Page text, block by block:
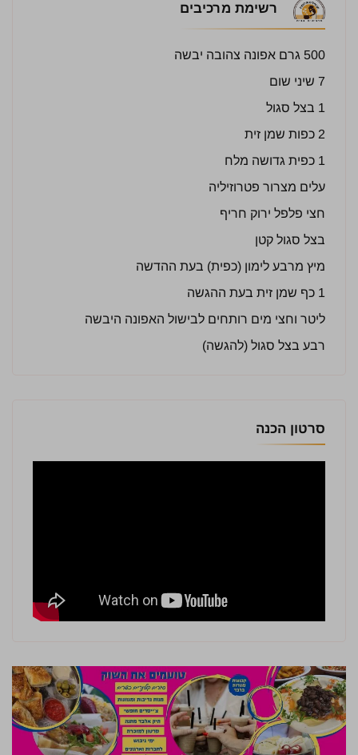
רשימת מרכיבים
500 גרם אפונה צהובה יבשה
7 שיני שום
1 בצל סגול
2 כפות שמן זית
1 כפית גדושה מלח
עלים מצרור פטרוזיליה
חצי פלפל ירוק חריף
בצל סגול קטן
מיץ מרבע לימון (כפית) בעת ההדשה
1 כף שמן זית בעת ההגשה
ליטר וחצי מים רותחים לבישול האפונה היבשה
רבע בצל סגול (להגשה)
סרטון הכנה